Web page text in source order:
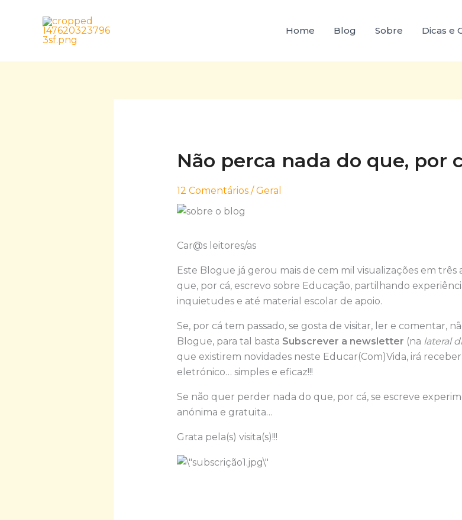
Home Blog Sobre Dicas e
Não perca nada do que, por
12 Comentários /Geral
Car@s leitores/as
Este Blogue já gerou mais de cem mil visualizações em
que, por cá, escrevo sobre Educação, partilhando
inquietudes e até material escolar de apoio.
Se, por cá tem passado, se gosta de visitar, ler e comentar,
Blogue, para tal basta Subscrever a newsletter (na lateral
que existirem novidades neste Educar(Com)Vida, irá
eletrónico… simples e eficaz!!!
Se não quer perder nada do que, por cá, se escreve
anónima e gratuita…
Grata pela(s) visita(s)!!!